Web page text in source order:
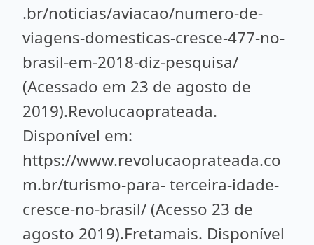
.br/noticias/aviacao/numero-de-
viagens-domesticas-cresce-477-no-
brasil-em-2018-diz-pesquisa/
(Acessado em 23 de agosto de
2019).Revolucaoprateada.
Disponível em:
https://www.revolucaoprateada.co
m.br/turismo-para- terceira-idade-
cresce-no-brasil/ (Acesso 23 de
agosto 2019).Fretamais. Disponível